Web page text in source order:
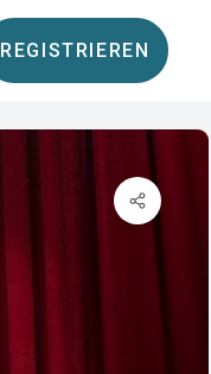
REGISTRIEREN